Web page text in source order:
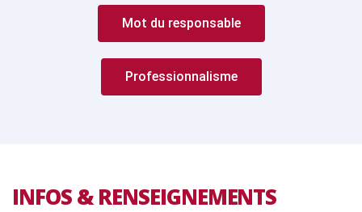
Mot du responsable
Professionnalisme
INFOS & RENSEIGNEMENTS